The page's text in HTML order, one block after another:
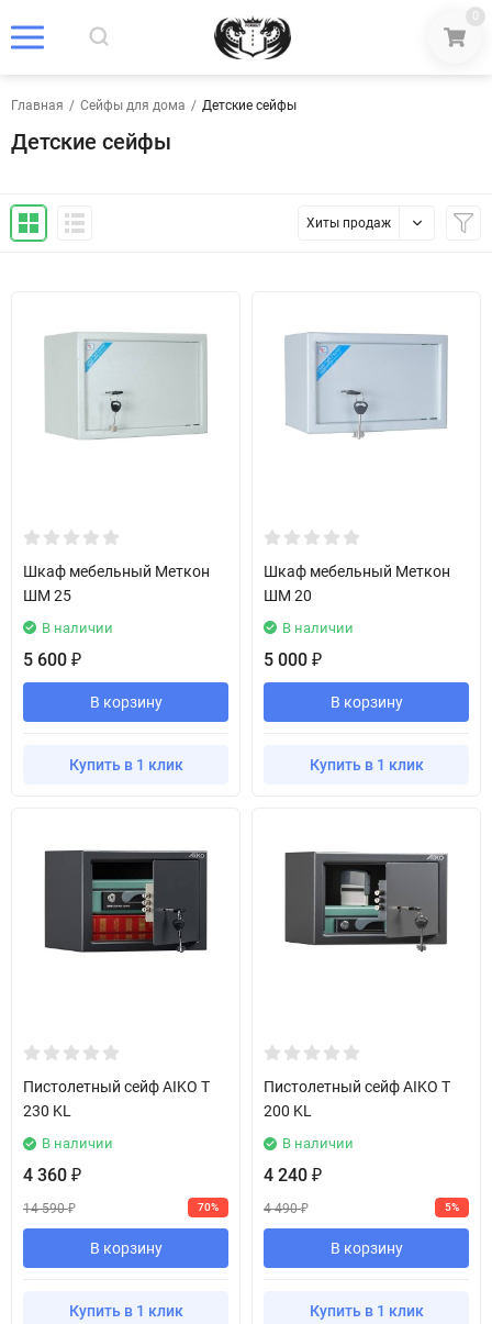
0
Главная / Сейфы для дома / Детские сейфы
Детские сейфы
Хиты продаж
Шкаф мебельный Меткон
ШМ 25
В наличии
5 600 ₽
В корзину
Купить в 1 клик
Шкаф мебельный Меткон
ШМ 20
В наличии
5 000 ₽
В корзину
Купить в 1 клик
Пистолетный сейф AIKO T
230 KL
В наличии
4 360 ₽
14 590₽ 70%
В корзину
Купить в 1 клик
Пистолетный сейф AIKO T
200 KL
В наличии
4 240 ₽
4 490₽ 5%
В корзину
Купить в 1 клик